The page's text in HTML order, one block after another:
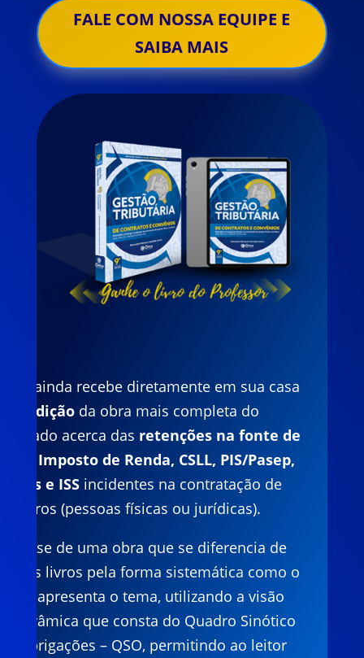
FALE COM NOSSA EQUIPE E
SAIBA MAIS
ainda recebe diretamente em sua casa
9ª edição da obra mais completa do
acerca das retenções na fonte de
Imposto de Renda, CSLL, PIS/Pasep,
e ISSincidentes na contratação de
(pessoas físicas ou jurídicas).
se de uma obra que se diferencia de
livros pela forma sistemática como o
apresenta o tema, utilizando a visão
que consta do Quadro Sinótico
Obrigações – QSO, permitindo ao leitor